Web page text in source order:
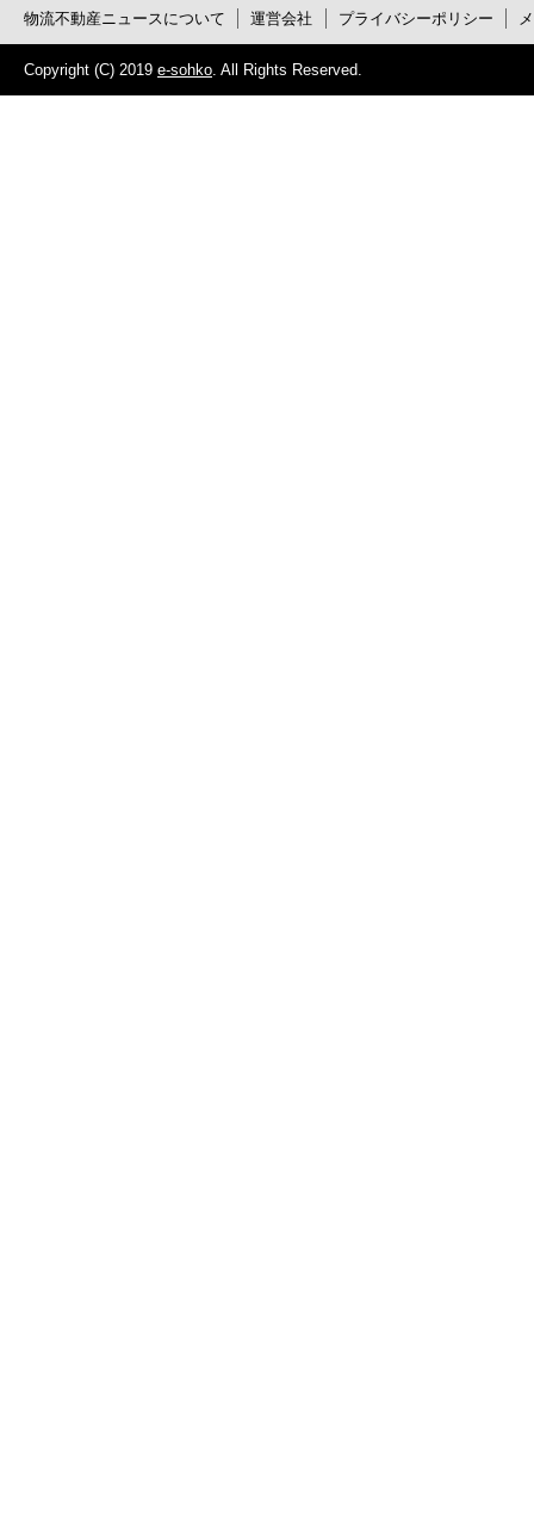
物流不動産ニュースについて 運営会社 プライバシーポリシー
Copyright (C) 2019 e-sohko . All Rights Reserved.